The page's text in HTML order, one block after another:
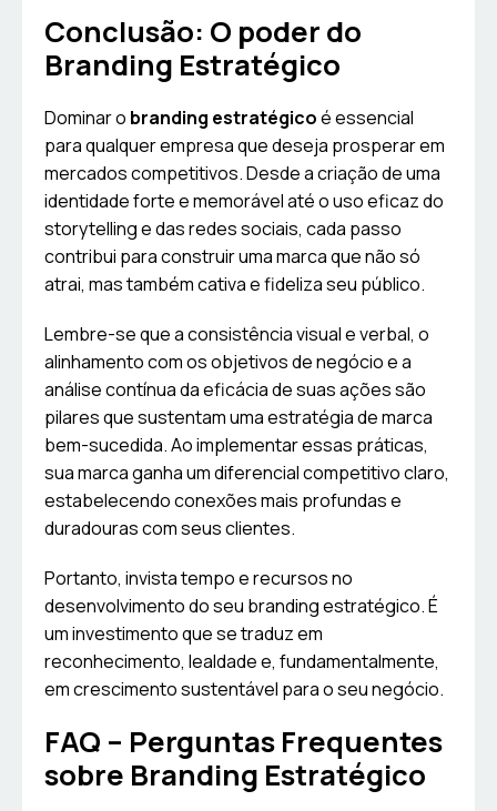
Conclusão: O poder do
Branding Estratégico
Dominar o branding estratégicoé essencial
para qualquer empresa que deseja prosperar em
mercados competitivos. Desde a criação de uma
identidade forte e memorável até o uso eficaz do
storytelling e das redes sociais, cada passo
contribui para construir uma marca que não só
atrai, mas também cativa e fideliza seu público.
Lembre-se que a consistência visual e verbal, o
alinhamento com os objetivos de negócio e a
análise contínua da eficácia de suas ações são
pilares que sustentam uma estratégia de marca
bem-sucedida. Ao implementar essas práticas,
sua marca ganha um diferencial competitivo claro,
estabelecendo conexões mais profundas e
duradouras com seus clientes.
Portanto, invista tempo e recursos no
desenvolvimento do seu branding estratégico. É
um investimento que se traduz em
reconhecimento, lealdade e, fundamentalmente,
em crescimento sustentável para o seu negócio.
FAQ – Perguntas Frequentes
sobre Branding Estratégico